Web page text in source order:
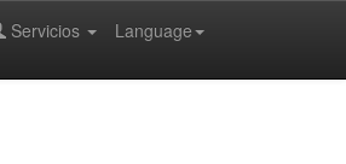
Language
Servicios